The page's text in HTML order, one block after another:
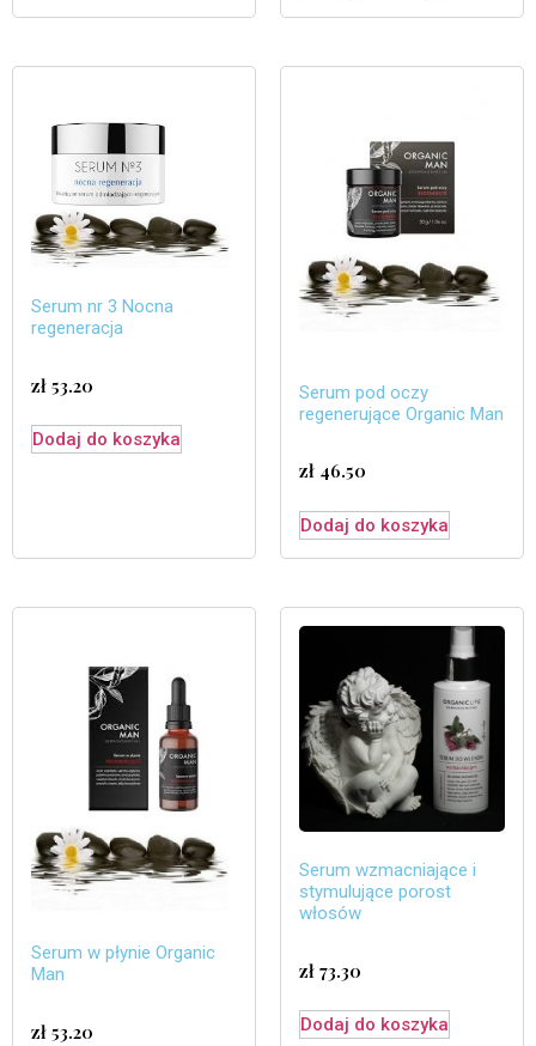
Serum nr 3 Nocna
regeneracja
zł 53.20
Dodaj do koszyka
Serum pod oczy
regenerujące Organic Man
zł 46.50
Dodaj do koszyka
Serum w płynie Organic
Man
zł 53.20
Serum wzmacniające i
stymulujące porost
włosów
zł 73.30
Dodaj do koszyka